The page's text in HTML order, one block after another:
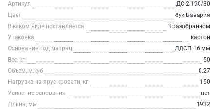
Артикул
ДС-2-190/80
Цвет
бук Бавария
В каком виде поставляется
В разобранном
Упаковка
картон
Основание под матрац
ЛДСП 16 мм
Вес, кг
50
Объем, м.куб
0.27
Нагрузка на ярус кровати, кг
150
Усиление основания
нет
Длина, мм
1932